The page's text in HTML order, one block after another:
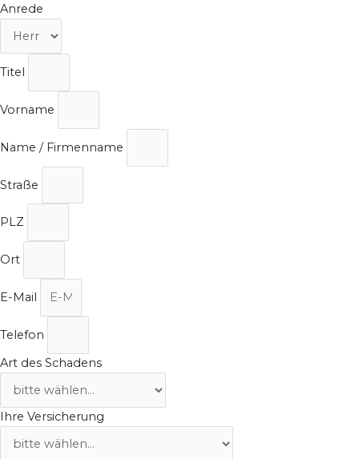
Zum
springen
Anrede
Titel
Vorname
Name / Firmenname
Straße
PLZ
Ort
E-Mail
Telefon
Art des Schadens
Ihre Versicherung